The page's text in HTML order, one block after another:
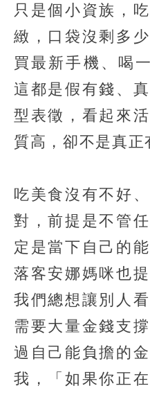
只是個小資族，
緻，口袋沒剩多
買最新手機、喝
這都是假有錢、
型表徵，看起來
質高，卻不是真正
吃美食沒有不好
對，前提是不管
定是當下自己的
落客安娜媽咪也
我們總想讓別人
需要大量金錢支
過自己能負擔的
我，「如果你正